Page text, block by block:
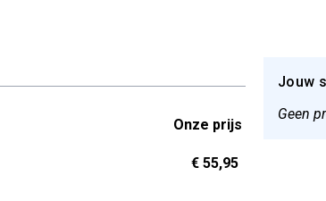
Onze prijs
€ 55,95
Jouw
Geen